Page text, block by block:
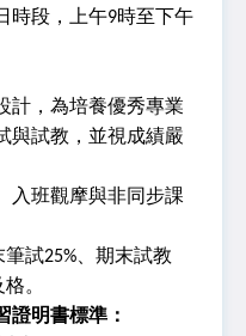
時段，上午9時至下午
計， 為培養優秀專業
與試教，並視成績嚴
入班觀摩與非同步課
筆試25%、期末試教
。
證明書標準：